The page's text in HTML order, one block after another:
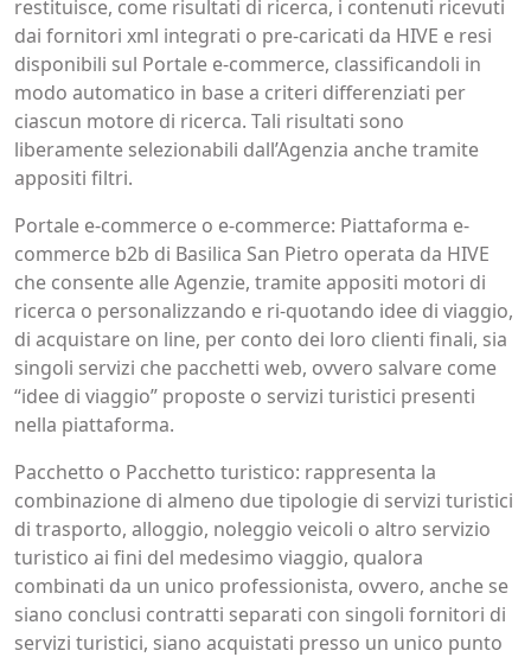
restituisce, come risultati di ricerca, i contenuti ricevuti
dai fornitori xml integrati o pre-caricati da HIVE e resi
disponibili sul Portale e-commerce, classificandoli in
modo automatico in base a criteri differenziati per
ciascun motore di ricerca. Tali risultati sono
liberamente selezionabili dall’Agenzia anche tramite
appositi filtri.
Portale e-commerce o e-commerce: Piattaforma e-
commerce b2b di Basilica San Pietro operata da HIVE
che consente alle Agenzie, tramite appositi motori di
ricerca o personalizzando e ri-quotando idee di viaggio,
di acquistare on line, per conto dei loro clienti finali, sia
singoli servizi che pacchetti web, ovvero salvare come
“idee di viaggio” proposte o servizi turistici presenti
nella piattaforma.
Pacchetto o Pacchetto turistico: rappresenta la
combinazione di almeno due tipologie di servizi turistici
di trasporto, alloggio, noleggio veicoli o altro servizio
turistico ai fini del medesimo viaggio, qualora
combinati da un unico professionista, ovvero, anche se
siano conclusi contratti separati con singoli fornitori di
servizi turistici, siano acquistati presso un unico punto